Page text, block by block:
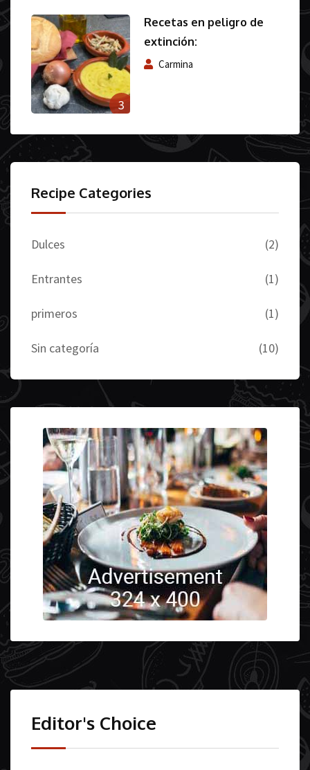
3
Recetas en peligro de
extinción:
Carmina
Recipe Categories
Dulces (2)
Entrantes (1)
primeros (1)
Sin categoría (10)
Editor's Choice